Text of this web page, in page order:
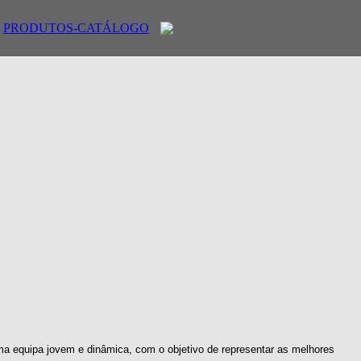
PRODUTOS-CATÁLOGO
equipa jovem e dinâmica, com o objetivo de representar as melhores